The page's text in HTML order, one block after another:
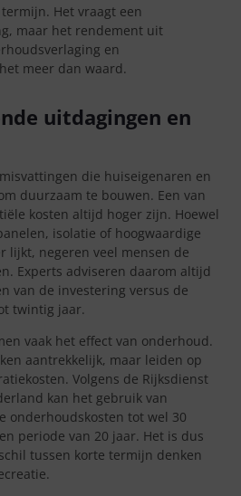
Het vraagt een
maar het rendement uit
en
meer dan waard.
uitdagingen en
die huiseigenaren en
duurzaam te bouwen. Een van
kosten altijd hoger zijn. Hoewel
isolatie of hoogwaardige
lijkt, negeren veel mensen de
Experts adviseren daarom altijd
van de investering versus de
twintig jaar.
vaak het effect van onderhoud.
aantrekkelijk, maar leiden op
Volgens de Rijksdienst
kan het gebruik van
onderhoudskosten tot wel 30
periode van 20 jaar. Het is dus
tussen korte termijn denken